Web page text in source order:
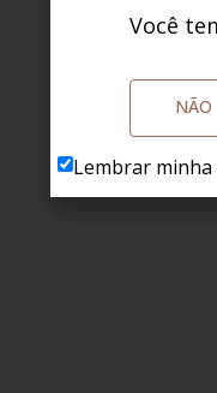
Você
NÃO
Lembrar minha